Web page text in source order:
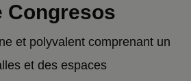
Congresos
et polyvalent comprenant un
et des espaces